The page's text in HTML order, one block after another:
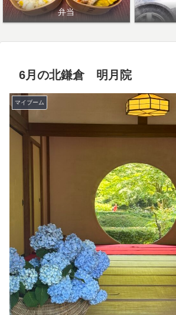
弁当
6月の北鎌倉 明月院
マイブーム